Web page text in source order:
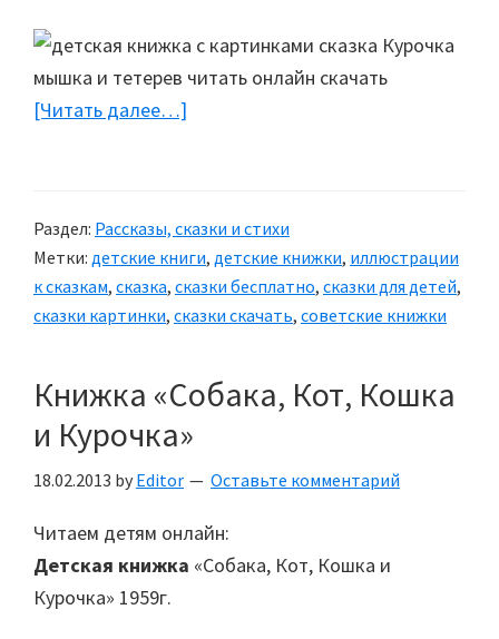
[Читать далее…]
и
тетерев»
Раздел: Рассказы, сказки и стихи
Метки: детские книги, детские книжки, иллюстрации
к сказкам, сказка, сказки бесплатно, сказки для детей,
сказки картинки, сказки скачать, советские книжки
Книжка «Собака, Кот, Кошка
и Курочка»
18.02.2013 by Editor Оставьте комментарий
Читаем детям онлайн:
Детская книжка «Собака, Кот, Кошка и
Курочка» 1959г.